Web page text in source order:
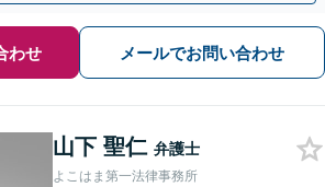
わせ メールでお問い合わせ
山下 聖仁 弁護士
よこはま第一法律事務所